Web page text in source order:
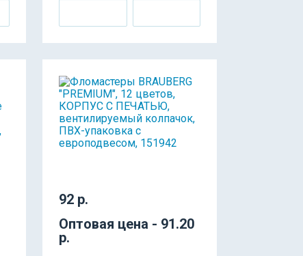
92 р.
Оптовая цена - 91.20
р.